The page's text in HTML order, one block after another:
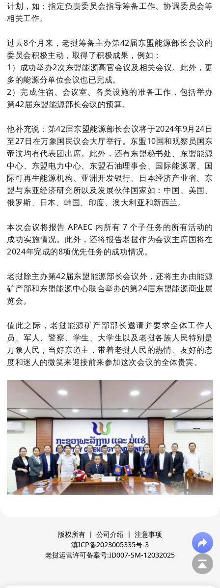
计划，如：指定负责委员会指导筹备工作、协调委员会等
相关工作。
过去8个月来，老挝筹备主办第42届东盟能源部长会议的
委员会积极主动，取得了积极成果，例如：
1）成功举办2次东盟能源高官会议及相关会议。此外，更
多的能源分单位会议也已完成。
2）完成住宿、会议室、各类设施的准备工作，包括举办
第42届东盟能源部长会议的预算。
他补充说：第42届东盟能源部长会议将于2024年9月24日
至27日在万象国民议会大厅举行。东盟10国和观察员国东
帝汶均有代表团出席。此外，还有东盟秘书处、东盟能源
中心、东盟电力中心、东盟石油理事会、国际能源署、国
际可再生能源机构、亚洲开发银行、日本经济产业省、东
盟与东亚经济研究所以及发展伙伴国家如：中国、美国、
俄罗斯、日本、韩国、印度、澳大利亚和新西兰。
本次会议将报告 APAEC 内所有 7 个子任务的所有活动的
成功实施情况。此外，还将报告老挝作为会议主席国将在
2024年完成的8项优先任务的成功情况。
老挝除主办第42届东盟能源部长会议外，还将主办由能源
矿产部和东盟能源中心联合举办的第24届东盟能源商业展
览会。
值此之际，老挝能源矿产部部长邀请并要求全体工作人
员、军人、警察、学生、大学生以及老挝各族人民特别是
万象人民，当好东道主，带着老挝人民的热情、友好的态
度和迷人的微笑来迎接前来参加这次会议的全体贵宾。
版权所有 | 公司介绍 | 注意事项
滇ICP备2023005335号-3
老挝运营许可备案号:ID007-SM-12032025